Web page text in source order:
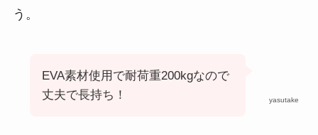
う。
yasutake
EVA素材使用で耐荷重200kgなので
丈夫で長持ち！